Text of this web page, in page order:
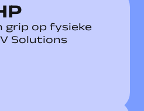
grip op fysieke
Solutions